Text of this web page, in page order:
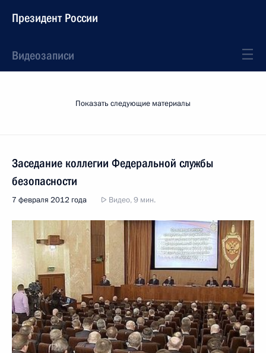
Президент России
Видеозаписи
Показать следующие материалы
Заседание коллегии Федеральной службы
безопасности
7 февраля 2012 года Видео, 9 мин.